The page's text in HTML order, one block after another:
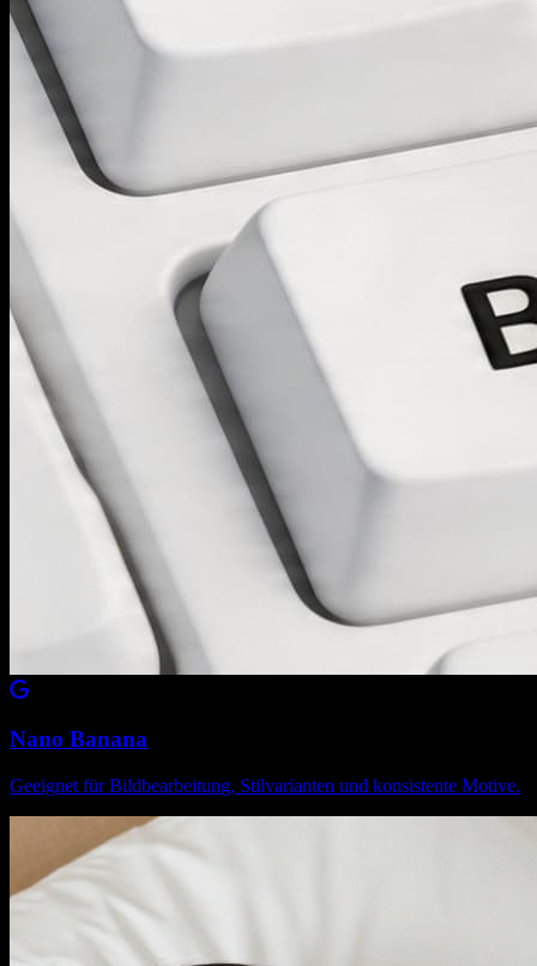
Nano Banana
Geeignet für Bildbearbeitung, Stilvarianten und konsistente Motive.